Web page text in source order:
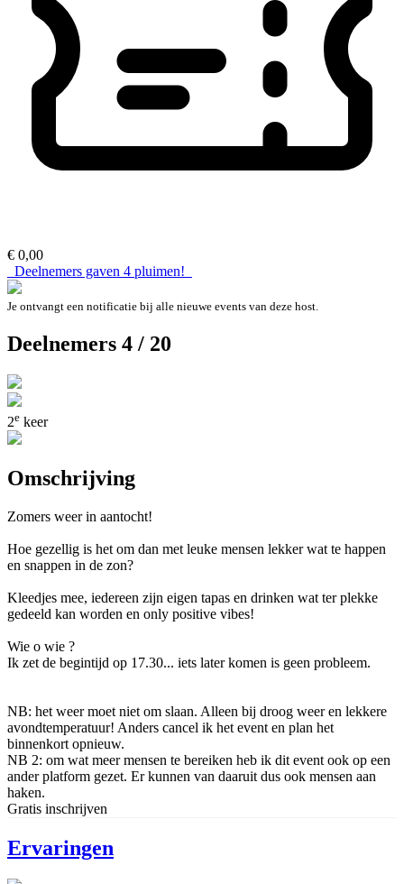
€ 0,00
Deelnemers gaven 4 pluimen!
Je ontvangt een notificatie bij alle nieuwe events van deze host.
Deelnemers 4 / 20
2e keer
Omschrijving
Zomers weer in aantocht!
Hoe gezellig is het om dan met leuke mensen lekker wat te happen
en snappen in de zon?
Kleedjes mee, iedereen zijn eigen tapas en drinken wat ter plekke
gedeeld kan worden en only positive vibes!
Wie o wie ?
Ik zet de begintijd op 17.30... iets later komen is geen probleem.
NB: het weer moet niet om slaan. Alleen bij droog weer en lekkere
avondtemperatuur! Anders cancel ik het event en plan het
binnenkort opnieuw.
NB 2: om wat meer mensen te bereiken heb ik dit event ook op een
ander platform gezet. Er kunnen van daaruit dus ook mensen aan
haken.
Gratis inschrijven
Ervaringen